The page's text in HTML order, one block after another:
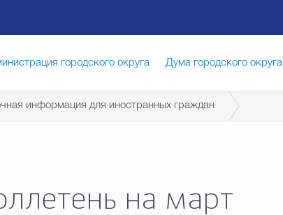
городского округа Дума городского округа
информация для иностранных граждан
на март